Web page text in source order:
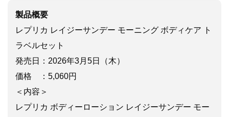
製品概要
レプリカ レイジーサンデー モーニング ボディケア ト
ラベルセット
発売日：2026年3月5日（木）
価格 ：5,060円
＜内容＞
レプリカ ボディーローション レイジーサンデー モー